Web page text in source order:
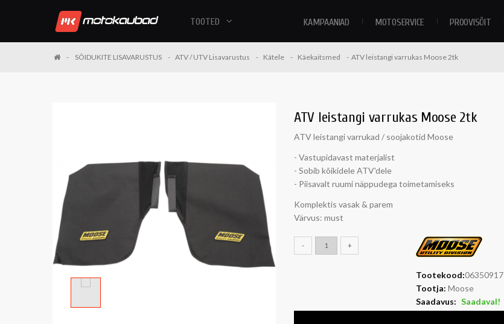
KAMPAANIAD MOTOSERVICE PROOVISÕIT
TOOTED
SÕIDUKITE LISAVARUSTUS ATV / UTV Lisavarustus Kätele Käekaitsmed ATV leistangi varrukas Moose 2tk
ATV leistangi varrukas Moose 2tk
ATV leistangi varrukad / soojakotid Moose
- Vastupidavast materjalist
- Sobib kõikidele ATV'dele
- Piisavalt ruumi näppudega toimetamiseks
Komplektis vasak & parem
Värvus: must
Tootekood:06350917
Tootja: Moose
Saadavus: Saadaval!
- +